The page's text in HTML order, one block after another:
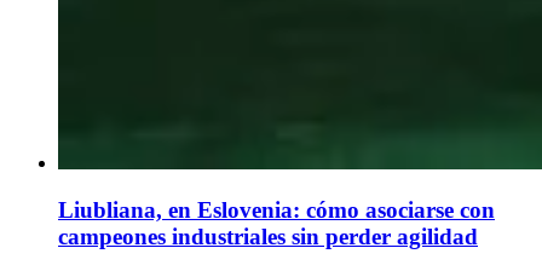
Liubliana, en Eslovenia: cómo asociarse con
campeones industriales sin perder agilidad